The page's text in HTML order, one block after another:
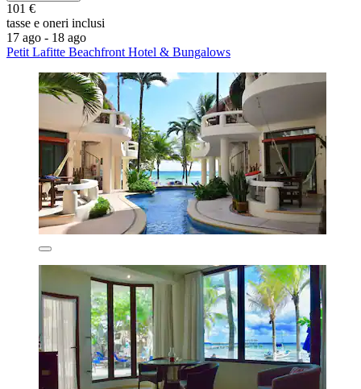
101 €
tasse e oneri inclusi
17 ago - 18 ago
Petit Lafitte Beachfront Hotel & Bungalows